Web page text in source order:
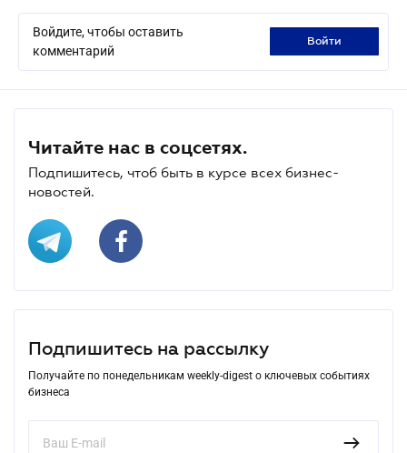
Войдите, чтобы оставить
комментарий
войти
Читайте нас в соцсетях.
Подпишитесь, чтоб быть в курсе всех бизнес-
новостей.
Подпишитесь на рассылку
Получайте по понедельникам weekly-digest о ключевых событиях
бизнеса